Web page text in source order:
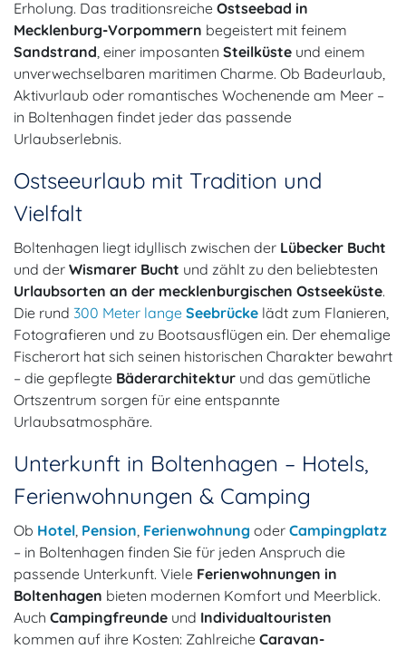
Erholung. Das traditionsreiche Ostseebad in
Mecklenburg-Vorpommern begeistert mit feinem
Sandstrand , einer imposanten Steilküste und einem
unverwechselbaren maritimen Charme. Ob Badeurlaub,
Aktivurlaub oder romantisches Wochenende am Meer –
in Boltenhagen findet jeder das passende
Urlaubserlebnis.
Ostseeurlaub mit Tradition und
Vielfalt
Boltenhagen liegt idyllisch zwischen der Lübecker Bucht
und der Wismarer Bucht und zählt zu den beliebtesten
Urlaubsorten an der mecklenburgischen Ostseeküste.
Die rund 300 Meter lange Seebrücke lädt zum Flanieren,
Fotografieren und zu Bootsausflügen ein. Der ehemalige
Fischerort hat sich seinen historischen Charakter bewahrt
– die gepflegte Bäderarchitektur und das gemütliche
Ortszentrum sorgen für eine entspannte
Urlaubsatmosphäre.
Unterkunft in Boltenhagen – Hotels,
Ferienwohnungen & Camping
Ob Hotel Pension Ferienwohnung oder Campingplatz
– in Boltenhagen finden Sie für jeden Anspruch die
passende Unterkunft. Viele Ferienwohnungen in
Boltenhagen bieten modernen Komfort und Meerblick.
Auch Campingfreunde und Individualtouristen
kommen auf ihre Kosten: Zahlreiche Caravan-